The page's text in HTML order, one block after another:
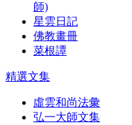
師)
星雲日記
佛教畫冊
菜根譚
精選文集
虛雲和尚法彙
弘一大師文集